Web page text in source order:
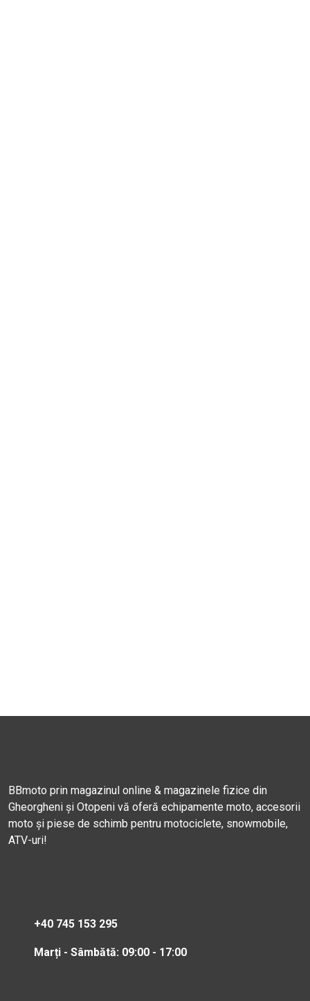
BBmoto prin magazinul online & magazinele fizice din
Gheorgheni și Otopeni vă oferă echipamente moto, accesorii
moto și piese de schimb pentru motociclete, snowmobile,
ATV-uri!
+40 745 153 295
Marți - Sâmbătă: 09:00 - 17:00